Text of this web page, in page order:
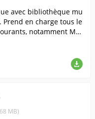
avec bibliothèque mu
en charge tous le
notamment MP
MB)